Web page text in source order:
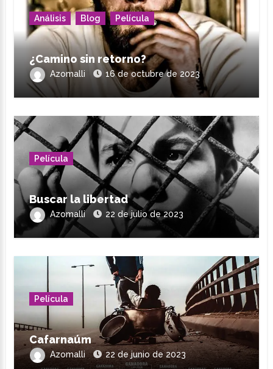
Análisis Blog Película
¿Camino sin retorno?
Azomalli 16 de octubre de 2023
Película
Buscar la libertad
Azomalli 22 de julio de 2023
Película
Cafarnaúm
Azomalli 22 de junio de 2023